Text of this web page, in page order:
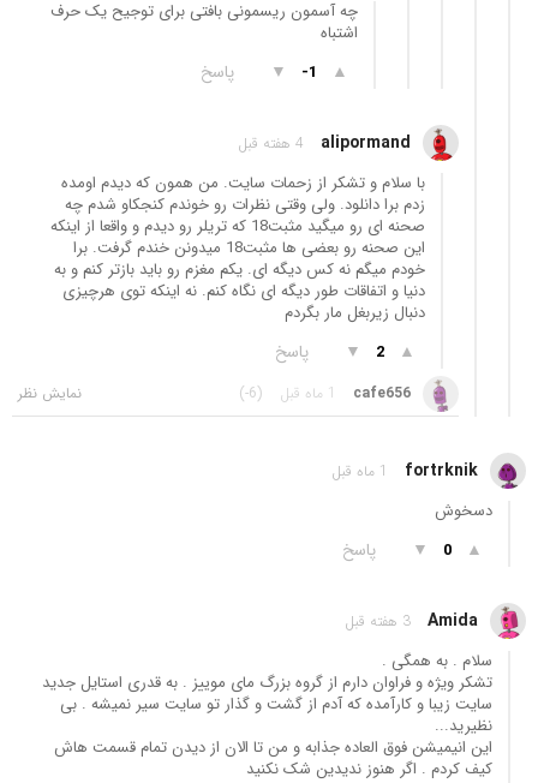
چه آسمون ریسمونی بافتی برای توجیح یک حرف
اشتباه
▲
-1
▼ پاسخ
alipormand 4 هفته قبل
با سلام و تشکر از زحمات سایت. من همون که دیدم اومده
زدم برا دانلود. ولی وقتی نظرات رو خوندم کنجکاو شدم چه
صحنه ای رو میگید مثبت18 که تریلر رو دیدم و واقعا از اینکه
این صحنه رو بعضی ها مثبت18 میدونن خندم گرفت. برا
خودم میگم نه کس دیگه ای. یکم مغزم رو باید بازتر کنم و به
دنیا و اتفاقات طور دیگه ای نگاه کنم. نه اینکه توی هرچیزی
دنبال زیربغل مار بگردم
▲
2
▼ پاسخ
cafe656 1 ماه قبل (-6)
fortrknik 1 ماه قبل
دسخوش
▲
0
▼ پاسخ
Amida 3 هفته قبل
سلام . به همگی .
تشکر ویژه و فراوان دارم از گروه بزرگ مای موییز . به قدری استایل جدید
سایت زیبا و کارآمده که آدم از گشت و گذار تو سایت سیر نمیشه . بی
نظیرید...
این انیمیشن فوق العاده جذابه و من تا الان از دیدن تمام قسمت هاش
کیف کردم . اگر هنوز ندیدین شک نکنید